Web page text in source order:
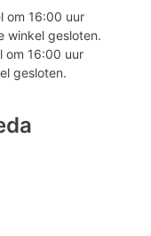
om 16:00 uur
winkel gesloten.
om 16:00 uur
gesloten.